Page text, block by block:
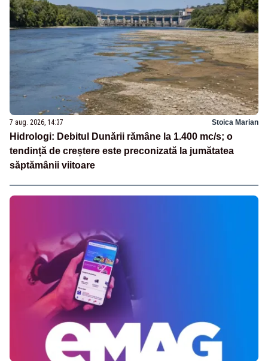
7 aug. 2026, 14:37 Stoica Marian
Hidrologi: Debitul Dunării rămâne la 1.400 mc/s; o
tendință de creștere este preconizată la jumătatea
săptămânii viitoare